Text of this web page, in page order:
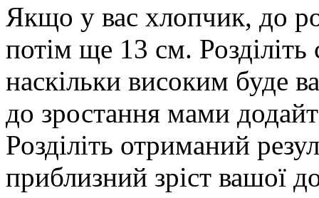
Якщо у вас хлопчик, до
потім ще 13 см.
наскільки високим буде
до зростання мами
Розділіть отриманий
приблизний зріст вашої